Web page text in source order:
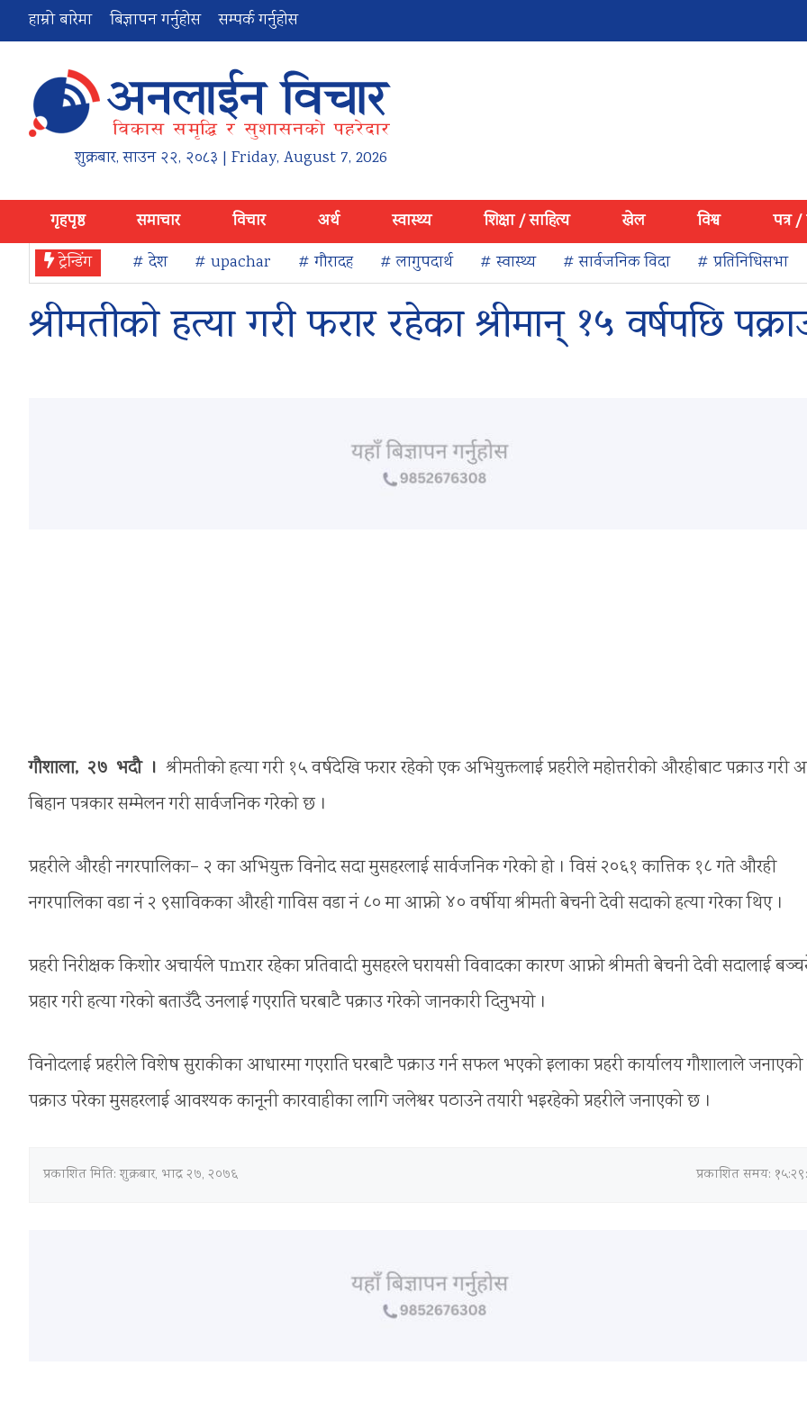
हाम्रो बारेमा बिज्ञापन गर्नुहोस सम्पर्क गर्नुहोस
शुक्रबार,साउन २२, २०८३ | Friday, August 7, 2026
गृहपृष्ठ समाचार विचार अर्थ स्वास्थ्य शिक्षा / साहित्य खेल विश्व
पत्र /
ट्रेन्डिंग
# देश # upachar # गौरादह # लागुपदार्थ # स्वास्थ्य # सार्वजनिक विदा # प्रतिनिधिसभा
श्रीमतीको हत्या गरी फरार रहेका श्रीमान् १५ वर्षपछि
गौशाला, २७ भदौ । श्रीमतीको हत्या गरी १५ वर्षदेखि फरार रहेको एक अभियुक्तलाई प्रहरीले महोत्तरीको औरहीबाट पक्राउ
बिहान पत्रकार सम्मेलन गरी सार्वजनिक गरेको छ ।
प्रहरीले औरही नगरपालिका– २ का अभियुक्त विनोद सदा मुसहरलाई सार्वजनिक गरेको हो । विसं २०६१ कात्तिक १८ गते औरही
नगरपालिका वडा नं २ ९साविकका औरही गाविस वडा नं ८० मा आफ्नो ४० वर्षीया श्रीमती बेचनी देवी सदाको हत्या गरेका थिए ।
प्रहरी निरीक्षक किशोर अचार्यले पmरार रहेका प्रतिवादी मुसहरले घरायसी विवादका कारण आफ्नो श्रीमती बेचनी देवी सदालाई
प्रहार गरी हत्या गरेको बताउँदै उनलाई गएराति घरबाटै पक्राउ गरेको जानकारी दिनुभयो ।
विनोदलाई प्रहरीले विशेष सुराकीका आधारमा गएराति घरबाटै पक्राउ गर्न सफल भएको इलाका प्रहरी कार्यालय गौशालाले
पक्राउ परेका मुसहरलाई आवश्यक कानूनी कारवाहीका लागि जलेश्वर पठाउने तयारी भइरहेको प्रहरीले जनाएको छ ।
प्रकाशित मिति:शुक्रबार, भाद्र २७, २०७६ प्रकाशित समय: